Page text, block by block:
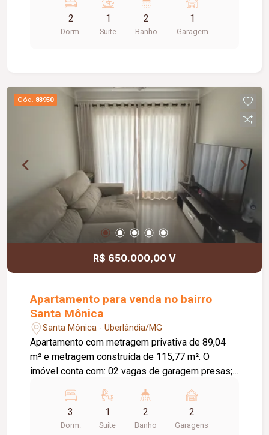
elevadores por bloco;
2
Dorm.
1
Suite
2
Banho
1
Garagem
Cód. 83950
R$ 650.000,00 V
Apartamento para venda no bairro
Santa Mônica
Santa Mônica - Uberlândia/MG
Apartamento com metragem privativa de 89,04
m² e metragem construída de 115,77 m². O
imóvel conta com: 02 vagas de garagem presas;
suíte; Banheiro social; Cozinha; Lavanderia; Piso
em porcelanato; Molduras em gesso nos tetos;
Bancadas em granito; Diferenciais: Armários
3
Dorm.
1
Suite
2
Banho
2
Garagens